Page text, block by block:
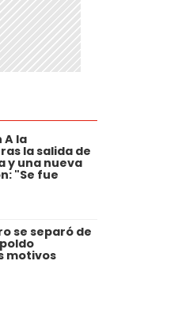
A la
la salida de
y una nueva
"Se fue
se separó de
motivos